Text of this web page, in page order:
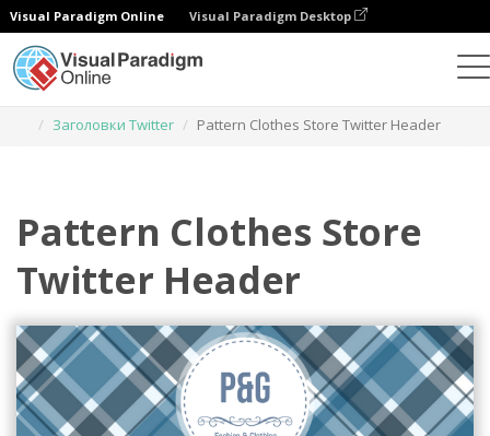
Visual Paradigm Online Visual Paradigm Desktop
Заголовки Twitter
Pattern Clothes Store Twitter Header
Pattern Clothes Store
Twitter Header